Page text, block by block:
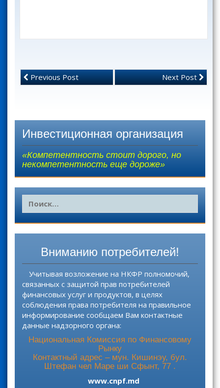
Previous Post Next Post
Инвестиционная организация
«Компетентность стоит дорого, но
некомпетентность еще дороже»
Вниманию потребителей!
Учитывая возложение на НКФР полномочий,
связанных с защитой прав потребителей
финансовых услуг и продуктов, в целях
соблюдения права потребителя на правильное
информирование сообщаем Вам контактные
данные надзорного органа:
Национальная Комиссия по Финансовому
Рынку
Контактный адрес – мун. Кишинэу, бул.
Штефан чел Маре ши Сфынт, 77 .
www.cnpf.md